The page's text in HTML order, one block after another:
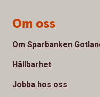
Om oss
Om Sparbanken
Hållbarhet
Jobba hos oss